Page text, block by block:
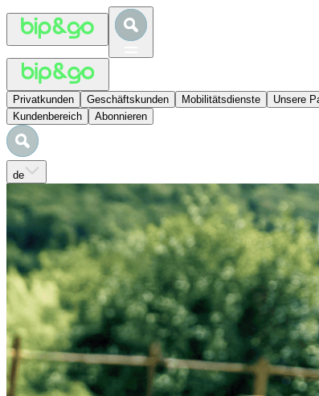
Privatkunden Geschäftskunden Mobilitätsdienste
Unsere
Kundenbereich
Abonnieren
de